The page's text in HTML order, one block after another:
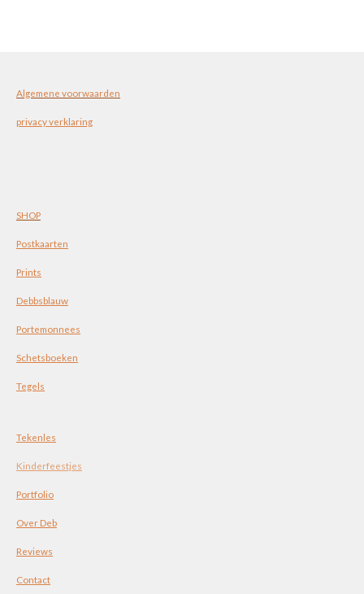
Algemene voorwaarden
privacy verklaring
SHOP
Postkaarten
Prints
Debbsblauw
Portemonnees
Schetsboeken
Tegels
Tekenles
Kinderfeestjes
Portfolio
Over Deb
Reviews
Contact